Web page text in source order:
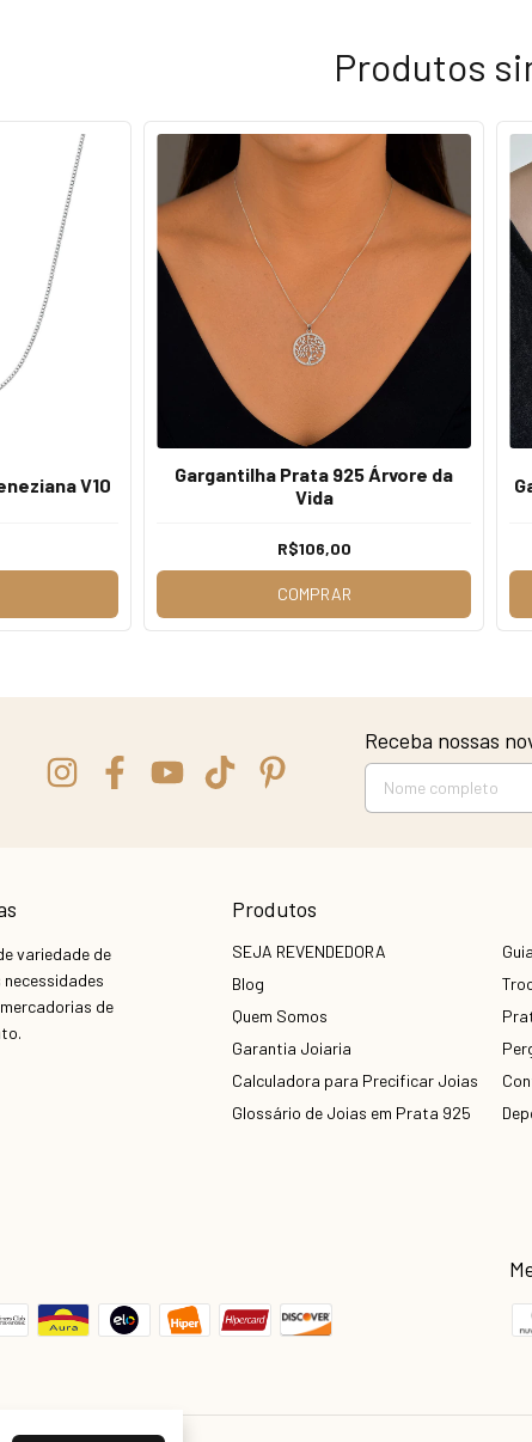
Produtos
V10
Gargantilha Prata 925 Árvore da
Vida
R$106,00
COMPRAR
Receba nossas
variedade de
de
Produtos
SEJA REVENDEDORA
Blog
Quem Somos
Garantia Joiaria
Calculadora para Precificar Joias
Glossário de Joias em Prata 925